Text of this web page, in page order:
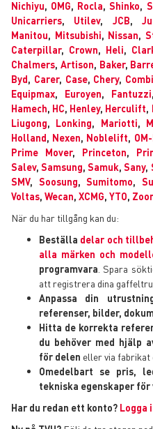
Nichiyu, OMG, Rocla,Shinko,
Unicarriers, Utilev, JCB,
Manitou, Mitsubishi, Nissan,
Caterpillar, Crown, Heli,
Chalmers, Artison, Baker,
Byd, Carer, Case, Chery,
Equipmax, Euroyen, Fantuzzi
Hamech, HC, Henley, Herculift,
Liugong, Lonking, Mariotti,
Holland, Nexen, Noblelift,
Prime Mover, Princeton,
Salev,Samsung,Samuk,Sany,
SMV, Soosung, Sumitomo,
Voltas, Wecan, XCMG, YTO,
När du har tillgång kan du:
Beställa delar och
alla märken och
programvara . Spara
att registrera dina
Anpassa din
referenser, bilder,
Hitta de korrekta
du behöver med hjälp
för delen eller via fabrikat
Omedelbart se pris,
tekniska egenskaper
Har du redan ett konto? Logga